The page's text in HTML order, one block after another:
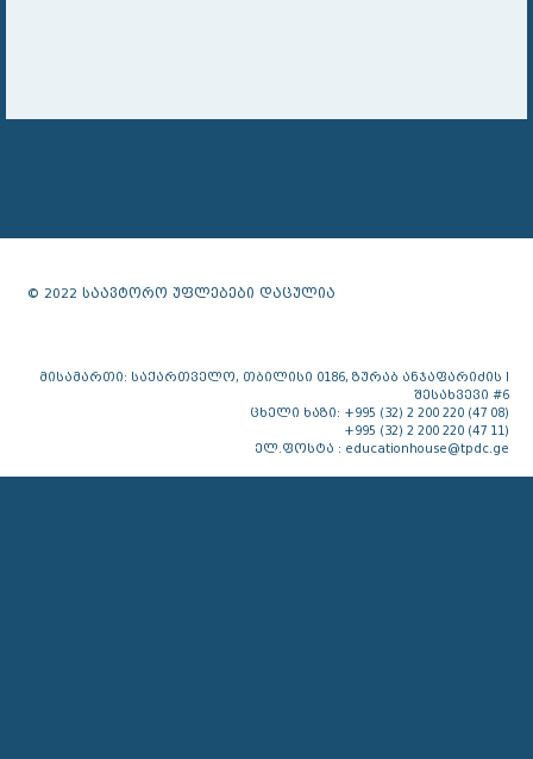
© 2022 საავტორო უფლებები დაცულია
მისამართი: საქართველო, თბილისი 0186, ზურაბ ანჯაფარიძის I
შესახვევი #6
ცხელი ხაზი: +995 (32) 2 200 220 (47 08)
+995 (32) 2 200 220 (47 11)
ელ.ფოსტა : educationhouse@tpdc.ge